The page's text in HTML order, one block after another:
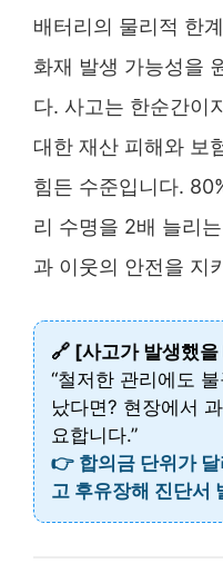
배터리의 물리적 한
화재 발생 가능성을
다. 사고는 한순간이
대한 재산 피해와 보
힘든 수준입니다.
리 수명을 2배 늘리
과 이웃의 안전을 지
🔗 [사고가 발생했
“철저한 관리에도
났다면? 현장에서
요합니다.”
👉 합의금 단위가
고 후유장해 진단서